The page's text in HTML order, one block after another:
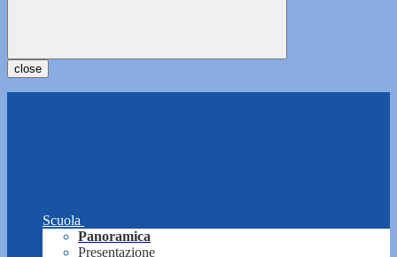
close
Scuola
Panoramica
Presentazione